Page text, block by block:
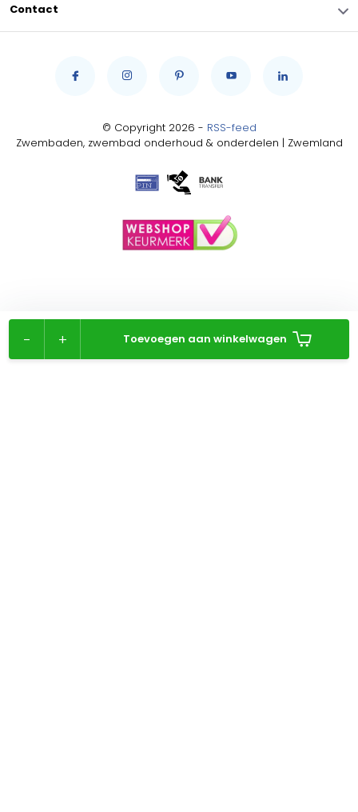
+
- Toevoegen aan winkelwagen
Contact
© Copyright 2026 - RSS-feed
Zwembaden, zwembad onderhoud & onderdelen | Zwemland